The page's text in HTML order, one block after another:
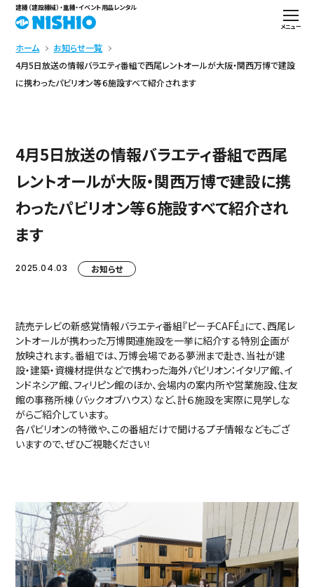
建機（建設機械）・重機・イベント用品レンタル
メニュー
ホーム
お知らせ一覧
4月5日放送の情報バラエティ番組で西尾レントオールが大阪・関西万博で建設
に携わったパビリオン等６施設すべて紹介されます
4月5日放送の情報バラエティ番組で西尾
レントオールが大阪・関西万博で建設に携
わったパビリオン等６施設すべて紹介され
ます
2025.04.03 お知らせ
読売テレビの新感覚情報バラエティ番組『ピーチCAFÉ』にて、西尾レ
ントオールが携わった万博関連施設を一挙に紹介する特別企画が
放映されます。番組では、万博会場である夢洲まで赴き、当社が建
設・建築・資機材提供などで携わった海外パビリオン：イタリア館、イ
ンドネシア館、フィリピン館のほか、会場内の案内所や営業施設、住友
館の事務所棟（バックオブハウス）など、計６施設を実際に見学しな
がらご紹介しています。
各パビリオンの特徴や、この番組だけで聞けるプチ情報などもござ
いますので、ぜひご視聴ください！